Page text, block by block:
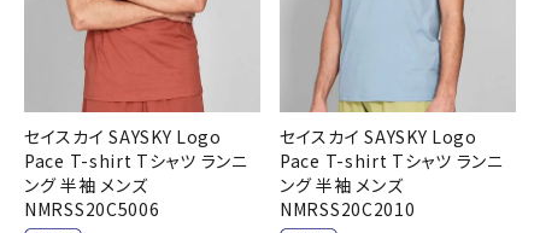
セイスカイ SAYSKY Logo
Pace T-shirt Tシャツ ランニ
ング 半袖 メンズ
NMRSS20C5006
セイスカイ SAYSKY Logo
Pace T-shirt Tシャツ ランニ
ング 半袖 メンズ
NMRSS20C2010